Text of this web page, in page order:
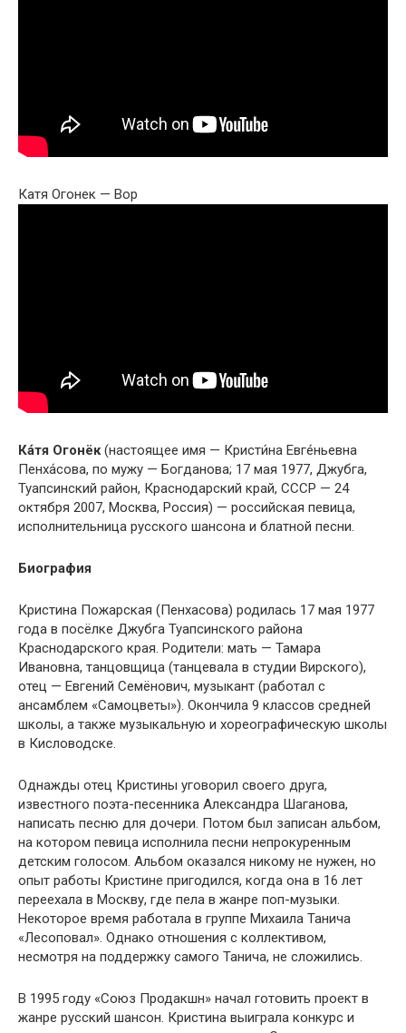
Катя Огонек — Вор
Ка́тя Огонёк(настоящее имя — Кристи́на Евге́ньевна
Пенха́сова, по мужу — Богданова; 17 мая 1977, Джубга,
Туапсинский район, Краснодарский край, СССР — 24
октября 2007, Москва, Россия) — российская певица,
исполнительница русского шансона и блатной песни.
Биография
Кристина Пожарская (Пенхасова) родилась 17 мая 1977
года в посёлке Джубга Туапсинского района
Краснодарского края. Родители: мать — Тамара
Ивановна, танцовщица (танцевала в студии Вирского),
отец — Евгений Семёнович, музыкант (работал с
ансамблем «Самоцветы»). Окончила 9 классов средней
школы, а также музыкальную и хореографическую школы
в Кисловодске.
Однажды отец Кристины уговорил своего друга,
известного поэта-песенника Александра Шаганова,
написать песню для дочери. Потом был записан альбом,
на котором певица исполнила песни непрокуренным
детским голосом. Альбом оказался никому не нужен, но
опыт работы Кристине пригодился, когда она в 16 лет
переехала в Москву, где пела в жанре поп-музыки.
Некоторое время работала в группе Михаила Танича
«Лесоповал». Однако отношения с коллективом,
несмотря на поддержку самого Танича, не сложились.
В 1995 году «Союз Продакшн» начал готовить проект в
жанре русский шансон. Кристина выиграла конкурс и